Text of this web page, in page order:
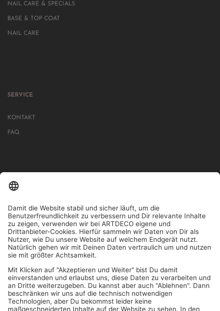
NAIL CARE & SPECIALS
BASE & TOP COAT
NAIL CARE
SERVICE
KONTAKT
FAQ